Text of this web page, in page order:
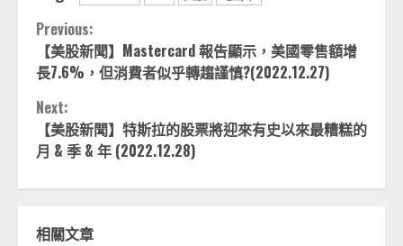
Continue
Reading
Previous:
【美股新聞】Mastercard 報告顯示，美國零售額增
長7.6%，但消費者似乎轉趨謹慎?(2022.12.27)
Next:
【美股新聞】特斯拉的股票將迎來有史以來最糟糕的
月 & 季 & 年 (2022.12.28)
相關文章